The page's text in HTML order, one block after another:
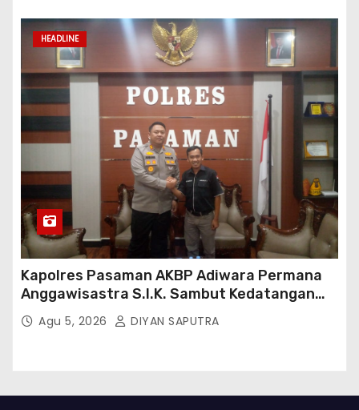
HEADLINE
Kapolres Pasaman AKBP Adiwara Permana
Anggawisastra S.I.K. Sambut Kedatangan
Kepala Cakrawala Tv Sumatera Barat
Agu 5, 2026 DIYAN SAPUTRA